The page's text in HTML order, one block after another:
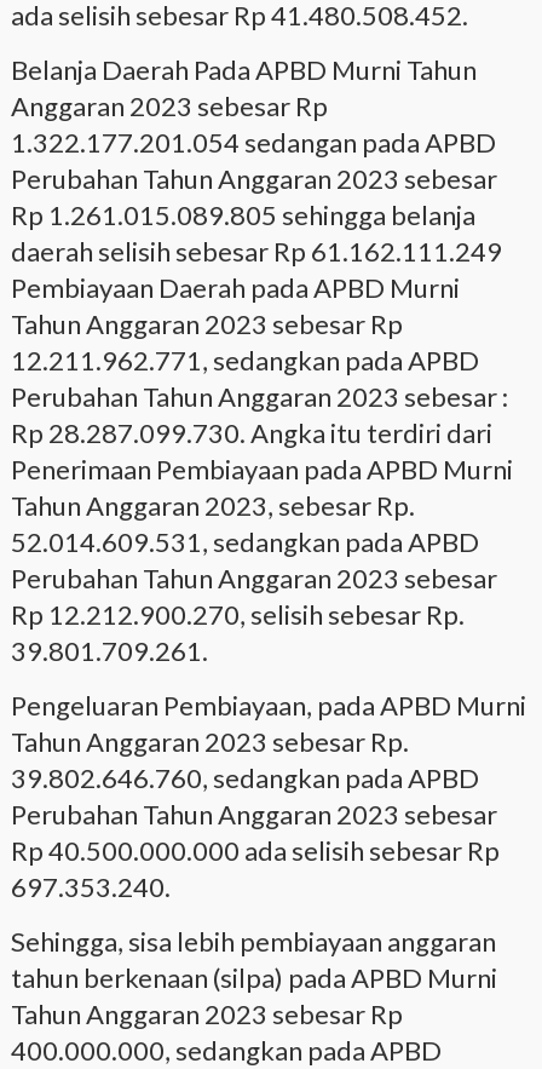
ada selisih sebesar Rp 41.480.508.452.
Belanja Daerah Pada APBD Murni Tahun
Anggaran 2023 sebesar Rp
1.322.177.201.054 sedangan pada APBD
Perubahan Tahun Anggaran 2023 sebesar
Rp 1.261.015.089.805 sehingga belanja
daerah selisih sebesar Rp 61.162.111.249
Pembiayaan Daerah pada APBD Murni
Tahun Anggaran 2023 sebesar Rp
12.211.962.771, sedangkan pada APBD
Perubahan Tahun Anggaran 2023 sebesar :
Rp 28.287.099.730. Angka itu terdiri dari
Penerimaan Pembiayaan pada APBD Murni
Tahun Anggaran 2023, sebesar Rp.
52.014.609.531, sedangkan pada APBD
Perubahan Tahun Anggaran 2023 sebesar
Rp 12.212.900.270, selisih sebesar Rp.
39.801.709.261.
Pengeluaran Pembiayaan, pada APBD Murni
Tahun Anggaran 2023 sebesar Rp.
39.802.646.760, sedangkan pada APBD
Perubahan Tahun Anggaran 2023 sebesar
Rp 40.500.000.000 ada selisih sebesar Rp
697.353.240.
Sehingga, sisa lebih pembiayaan anggaran
tahun berkenaan (silpa) pada APBD Murni
Tahun Anggaran 2023 sebesar Rp
400.000.000, sedangkan pada APBD